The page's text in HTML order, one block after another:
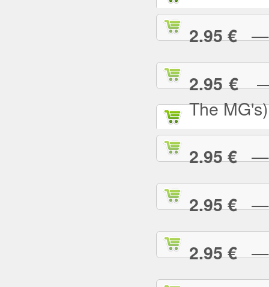
2.95 €—
2.95 €—
The MG's)
2.95 €—
2.95 €—
2.95 €—